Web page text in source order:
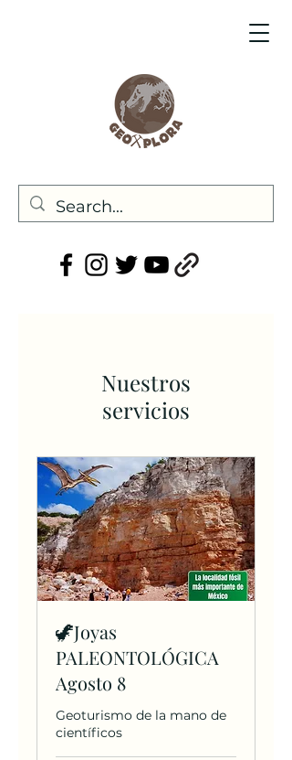
Nuestros
servicios
🦖Joyas
PALEONTOLÓGICA
Agosto 8
Geoturismo de la mano de
científicos